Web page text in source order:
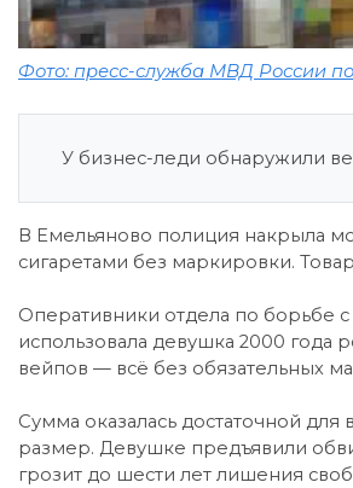
Фото: пресс-служба МВД России
У бизнес-леди обнаружили
В Емельяново полиция накрыла
сигаретами без маркировки.
Оперативники отдела по борьбе
использовала девушка 2000
вейпов — всё без обязательных
Сумма оказалась достаточной
размер. Девушке предъявили
грозит до шести лет лишения